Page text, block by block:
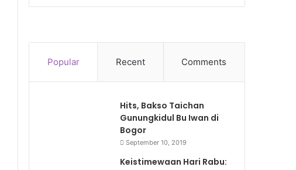
Popular Recent Comments
Hits, Bakso Taichan
Gunungkidul Bu Iwan di
Bogor
September 10, 2019
Keistimewaan Hari Rabu: